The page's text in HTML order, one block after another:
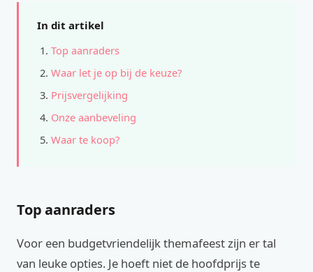
In dit artikel
Top aanraders
Waar let je op bij de keuze?
Prijsvergelijking
Onze aanbeveling
Waar te koop?
Top aanraders
Voor een budgetvriendelijk themafeest zijn er tal
van leuke opties. Je hoeft niet de hoofdprijs te